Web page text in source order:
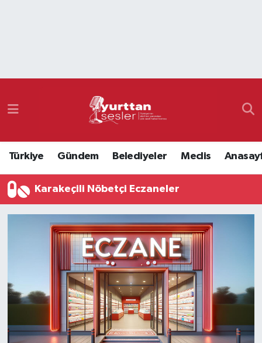
Türkiye Gündem Belediyeler Meclis
Karakeçili Nöbetçi Eczaneler
Namaz Vakitleri
Süper Lig Puan Durumu ve Fikstür
Tüm Manşetler
Son Dakika Haberleri
Haber Arşivi